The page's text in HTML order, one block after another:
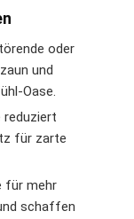
oder
und
Oase.
für zarte
für mehr
schaffen